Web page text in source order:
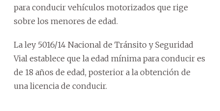
para conducir vehículos motorizados que rige
sobre los menores de edad.
La ley 5016/14 Nacional de Tránsito y Seguridad
Vial establece que la edad mínima para conducir es
de 18 años de edad, posterior a la obtención de
una licencia de conducir.